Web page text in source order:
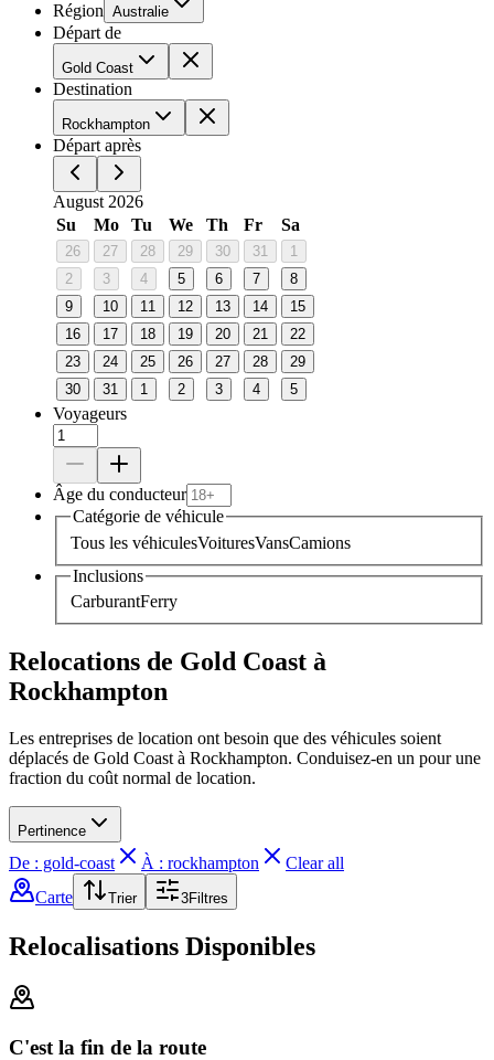
Région Australie
Départ de
Gold Coast
Destination
Rockhampton
Départ après
August 2026
Su
Mo Tu We Th Fr Sa
26 27 28 29 30 31
1
2
3 4 5 6 7
8
9
10 11 12 13 14
15
16
17 18 19 20 21
22
23
24 25 26 27 28
29
30
31 1 2 3 4 5
Voyageurs
Âge du conducteur
Catégorie de véhicule
Tous les véhiculesVoituresVansCamions
Inclusions
CarburantFerry
Relocations de Gold Coast à
Rockhampton
Les entreprises de location ont besoin que des véhicules soient
déplacés de Gold Coast à Rockhampton. Conduisez-en un pour une
fraction du coût normal de location.
Pertinence
De : gold-coast À : rockhampton
Clear all
Carte
Trier 3Filtres
Relocalisations Disponibles
C'est la fin de la route